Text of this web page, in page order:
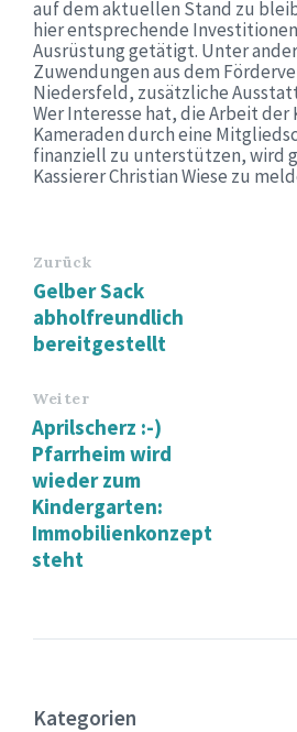
auf dem aktuellen Stand zu
hier entsprechende
Ausrüstung getätigt. Unter
Zuwendungen aus dem
Niedersfeld, zusätzliche
Wer Interesse hat, die Arbeit der
Kameraden durch eine
finanziell zu unterstützen, wird
Kassierer Christian Wiese zu
Zurück
Gelber Sack
abholfreundlich
bereitgestellt
Weiter
Aprilscherz :-)
Pfarrheim wird
wieder zum
Kindergarten:
Immobilienkonzept
steht
Kategorien